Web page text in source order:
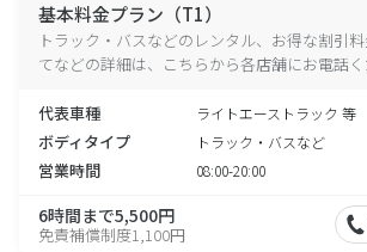
基本料金プラン（T1）
トラック・バスなどのレンタル、お得な割引
てなどの詳細は、こちらから各店舗にお電話く
代表車種 ライトエーストラック 等
ボディタイプ トラック・バスなど
営業時間 08:00-20:00
6時間まで5,500円
免責補償制度1,100円